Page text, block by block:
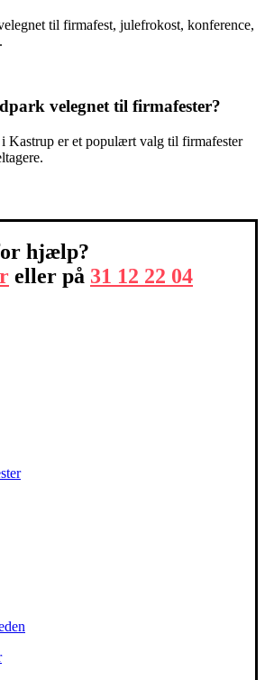
til firmafest, julefrokost, konference,
velegnet til firmafester?
Kastrup er et populært valg til firmafester
hjælp?
eller på 31 12 22 04